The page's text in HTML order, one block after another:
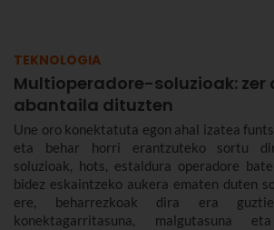
TEKNOLOGIA
Multioperadore-soluzioak: zer
abantaila dituzten
Une oro konektatuta egon ahal izatea
eta behar horri erantzuteko sortu
soluzioak, hots, estaldura operadore
bidez eskaintzeko aukera ematen duten
ere, beharrezkoak dira era
konektagarritasuna, malgutasuna